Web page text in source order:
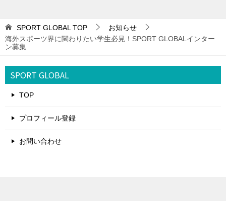
SPORT GLOBALTOP
お知らせ
海外スポーツ界に関わりたい学生必見！SPORT GLOBALインター
ン募集
SPORT GLOBAL
TOP
プロフィール登録
お問い合わせ